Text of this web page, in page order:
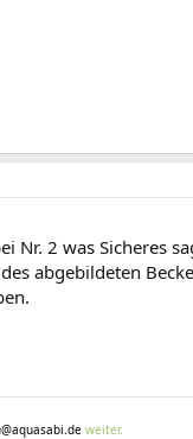
2 was Sicheres
abgebildeten
weiter.